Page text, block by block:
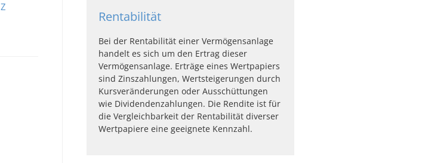
Z
Rentabilität
Bei der Rentabilität einer Vermögensanlage
handelt es sich um den Ertrag dieser
Vermögensanlage. Erträge eines Wertpapiers
sind Zinszahlungen, Wertsteigerungen durch
Kursveränderungen oder Ausschüttungen
wie Dividendenzahlungen. Die Rendite ist für
die Vergleichbarkeit der Rentabilität diverser
Wertpapiere eine geeignete Kennzahl.